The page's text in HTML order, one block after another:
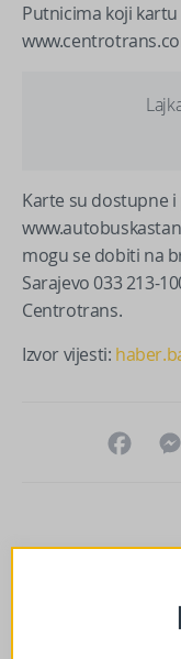
Putnicima koji
Karte su dostupne
mogu se dobiti na
Sarajevo 033 213-
Centrotrans.
Izvor vijesti: